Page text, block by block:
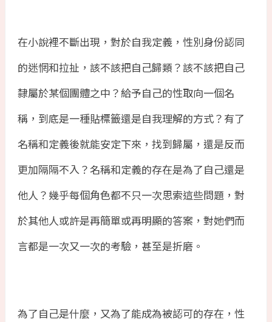
在小說裡不斷出現，對於自我定義，性別身份認同
的迷惘和拉扯，該不該把自己歸類？該不該把自己
隸屬於某個團體之中？給予自己的性取向一個名
稱，到底是一種貼標籤還是自我理解的方式？有了
名稱和定義後就能安定下來，找到歸屬，還是反而
更加隔隔不入？名稱和定義的存在是為了自己還是
他人？幾乎每個角色都不只一次思索這些問題，對
於其他人或許是再簡單或再明顯的答案，對她們而
言都是一次又一次的考驗，甚至是折磨。
為了自己是什麼，又為了能成為被認可的存在，性